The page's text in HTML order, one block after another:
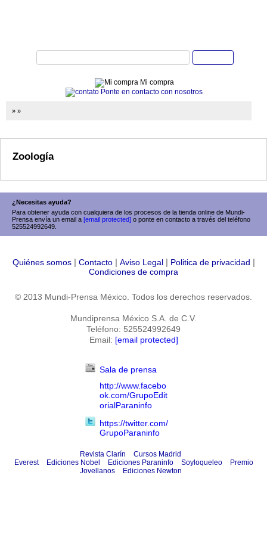
Mi compra
Ponte en contacto con nosotros
» »
Zoología
¿Necesitas ayuda?
Para obtener ayuda con cualquiera de los procesos de la tienda online de Mundi-
Prensa envía un email a [email protected] o ponte en contacto a través del teléfono
525524992649.
Quiénes somos| Contacto| Aviso Legal| Politica de privacidad |
Condiciones de compra
© 2013 Mundi-Prensa México. Todos los derechos reservados.
Mundiprensa México S.A. de C.V.
Teléfono: 525524992649
Email: [email protected]
Sala de prensa
http://www.facebo
ok.com/GrupoEdit
orialParaninfo
https://twitter.com/
GrupoParaninfo
Revista Clarín
Cursos Madrid
Everest
Ediciones Nobel Ediciones Paraninfo Soyloqueleo
Premio
Jovellanos
Ediciones Newton